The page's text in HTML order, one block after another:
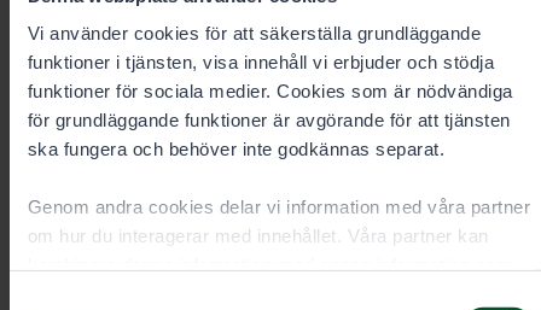
Vi använder cookies för att säkerställa grundläggande
funktioner i tjänsten, visa innehåll vi erbjuder och stödja
funktioner för sociala medier. Cookies som är nödvändiga
för grundläggande funktioner är avgörande för att tjänsten
ska fungera och behöver inte godkännas separat.
Genom andra cookies delar vi information med våra partner
om hur du interagerar med innehållet. Våra partner kan
Specialsakkunnig inom jakt
Område Södra Finland (viltvård), Norra
Savolax och Norra Karelen (jakt och